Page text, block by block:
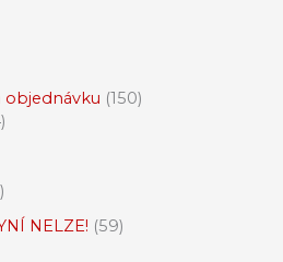
objednávku 150
NELZE! 59